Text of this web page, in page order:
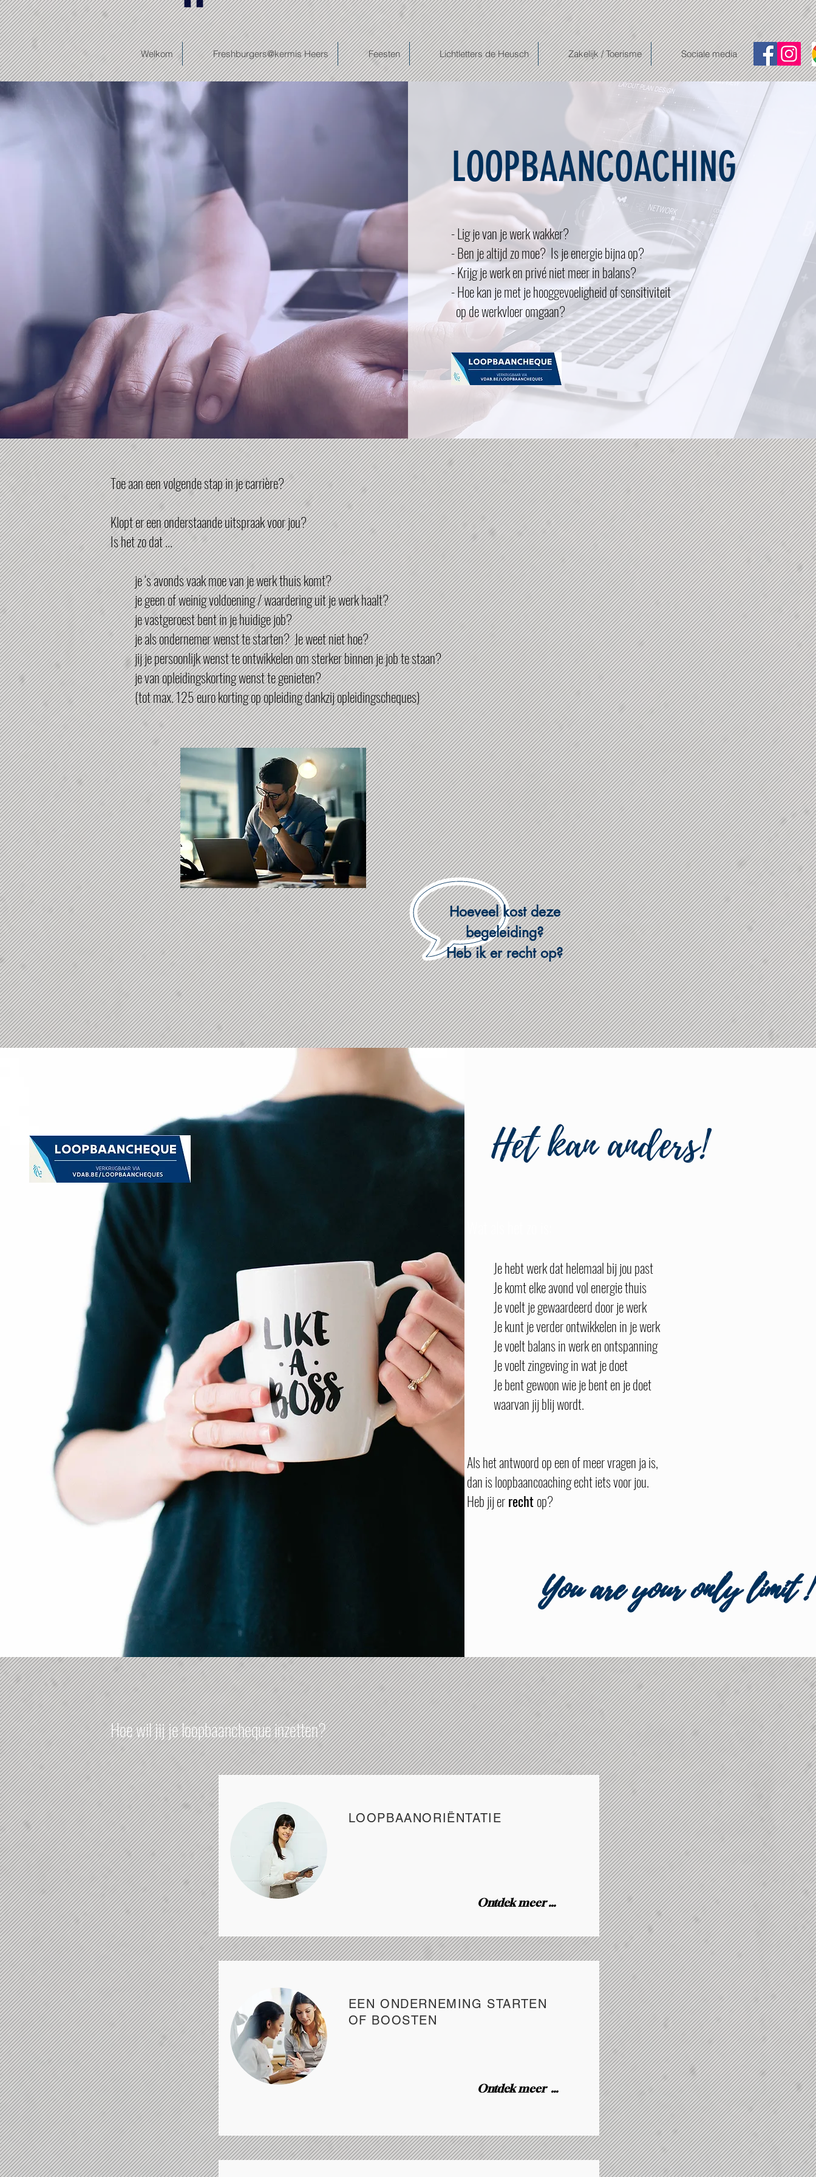
Welkom Freshburgers@kermis Heers Feesten Lichtletters de Heusch Zakelijk / Toerisme Sociale media
LOOPBAANCOACHING
- Lig je van je werk wakker?
- Ben je altijd zo moe? Is je energie bijna op?
- Krijg je werk en privé niet meer in balans?
- Hoe kan je met je hooggevoeligheid of sensitiviteit
op de werkvloer omgaan?
Toe aan een volgende stap in je carrière?
Klopt er een onderstaande uitspraak voor jou?
Is het zo dat ...
je ‘s avonds vaak moe van je werk thuis komt?
je geen of weinig voldoening / waardering uit je werk haalt?
je vastgeroest bent in je huidige job?
je als ondernemer wenst te starten? Je weet niet hoe?
jij je persoonlijk wenst te ontwikkelen om sterker binnen je job te staan?
je van opleidingskorting wenst te genieten?
(tot max. 125 euro korting op opleiding dankzij opleidingscheques)
Hoeveel kostdeze
begeleiding?
Heb ik er recht op?
Het kan anders!
Je hebt werk dat helemaal bij jou past
Je komt elke avond vol energie thuis
Je voelt je gewaardeerd door je werk
Je kunt je verder ontwikkelen in je werk
Je voelt balans in werk en ontspanning
Je voelt zingeving in wat je doet
Je bent gewoon wie je bent en je doet
waarvan jij blij wordt.
Als het antwoord op een of meer vragen ja is,
dan is loopbaancoaching echt iets voor jou.
Heb jij errechtop?
You are your only limit !
Hoe wil jij je loopbaancheque inzetten?
LOOPBAANORIËNTATIE
Ontdekmeer...
EEN ONDERNEMING STARTEN
OF BOOSTEN
Ontdek meer ...